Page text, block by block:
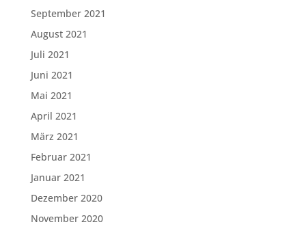
September 2021
August 2021
Juli 2021
Juni 2021
Mai 2021
April 2021
März 2021
Februar 2021
Januar 2021
Dezember 2020
November 2020